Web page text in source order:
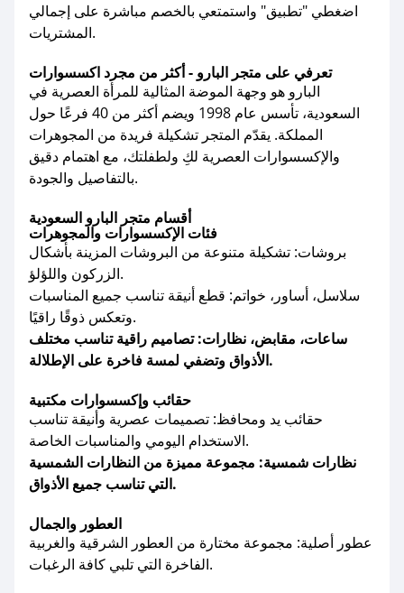
اضغطي "تطبيق" واستمتعي بالخصم مباشرة على إجمالي
المشتريات.
تعرفي على متجر البارو - أكثر من مجرد اكسسوارات
البارو هو وجهة الموضة المثالية للمرأة العصرية في
السعودية، تأسس عام 1998 ويضم أكثر من 40 فرعًا حول
المملكة. يقدّم المتجر تشكيلة فريدة من المجوهرات
والإكسسوارات العصرية لكِ ولطفلتك، مع اهتمام دقيق
بالتفاصيل والجودة.
أقسام متجر البارو السعودية
فئات الإكسسوارات والمجوهرات
بروشات: تشكيلة متنوعة من البروشات المزينة بأشكال
الزركون واللؤلؤ.
سلاسل، أساور، خواتم: قطع أنيقة تناسب جميع المناسبات
وتعكس ذوقًا راقيًا.
ساعات، مقابض، نظارات: تصاميم راقية تناسب مختلف
الأذواق وتضفي لمسة فاخرة على الإطلالة.
حقائب وإكسسوارات مكتبية
حقائب يد ومحافظ: تصميمات عصرية وأنيقة تناسب
الاستخدام اليومي والمناسبات الخاصة.
نظارات شمسية: مجموعة مميزة من النظارات الشمسية
التي تناسب جميع الأذواق.
العطور والجمال
عطور أصلية: مجموعة مختارة من العطور الشرقية والغربية
الفاخرة التي تلبي كافة الرغبات.